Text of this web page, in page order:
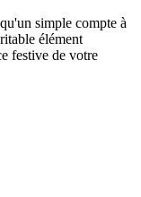
simple compte à
élément
festive de votre